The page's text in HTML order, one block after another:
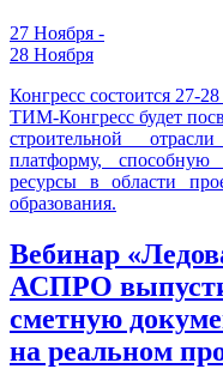
27 Ноября -
28 Ноября
Конгресс состоится 27-
ТИМ-Конгресс будет
строительной
платформу,
ресурсы в области
образования.
Вебинар
АСПРО
сметную
на реальном